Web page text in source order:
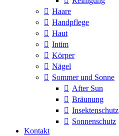
Haare
Handpflege
Haut
Intim
Körper
Nägel
Sommer und Sonne
After Sun
Bräunung
Insektenschutz
Sonnenschutz
Kontakt